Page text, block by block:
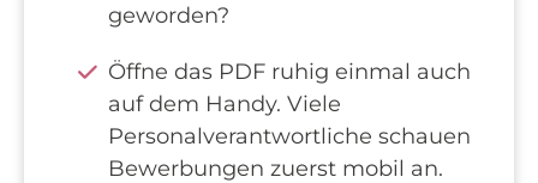
geworden?
Öffne das PDF ruhig einmal auch
auf dem Handy. Viele
Personalverantwortliche schauen
Bewerbungen zuerst mobil an.